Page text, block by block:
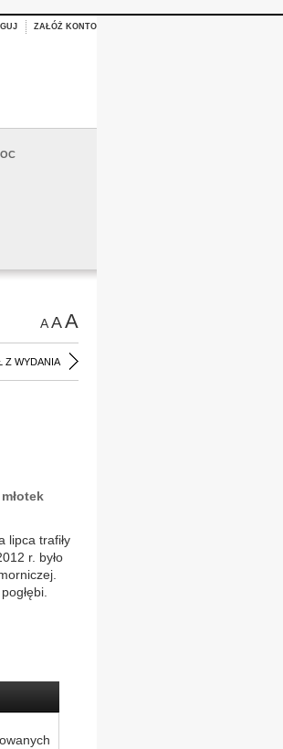
ZAŁÓŻ KONTO
AAA
Z WYDANIA
lipca trafiły
r. było